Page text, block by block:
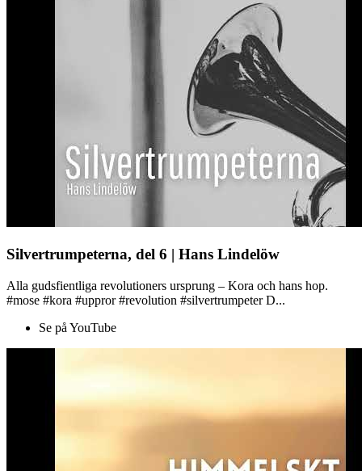
Silvertrumpeterna, del 6 | Hans Lindelöw
Alla gudsfientliga revolutioners ursprung – Kora och hans hop.
#mose #kora #uppror #revolution #silvertrumpeter D...
Se på YouTube